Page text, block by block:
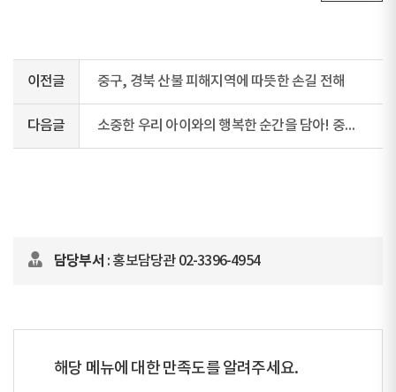
이전글 중구, 경북 산불 피해지역에 따뜻한 손길 전해
다음글 소중한 우리 아이와의 행복한 순간을 담아! 중구, 출산가정 사진 공모전
담당부서 : 홍보담당관 02-3396-4954
해당 메뉴에 대한 만족도를 알려주세요.